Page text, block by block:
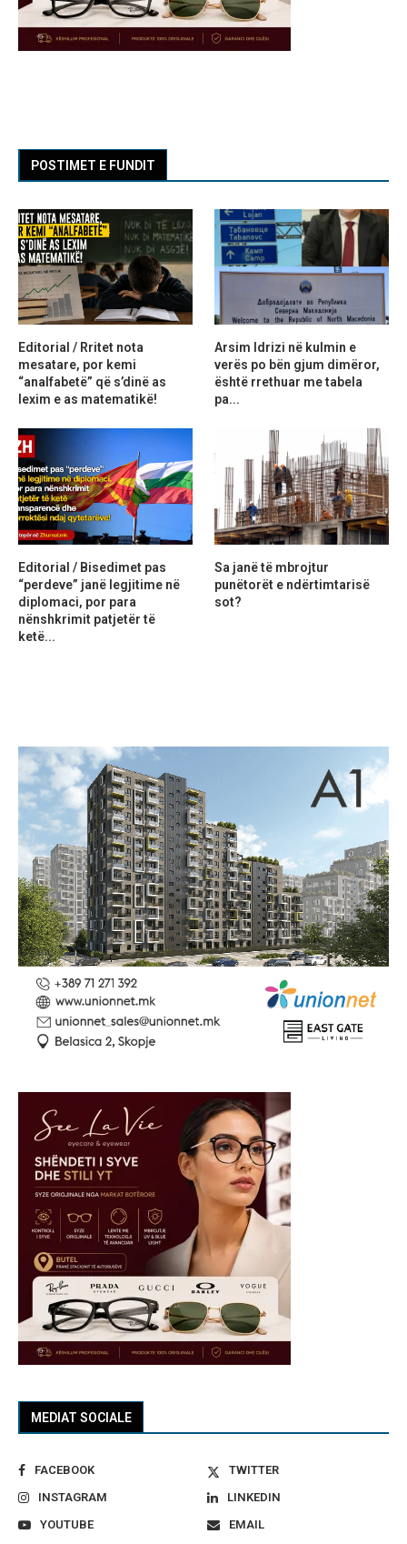
MEDIAT SOCIALE
FACEBOOK
TWITTER
INSTAGRAM
LINKEDIN
YOUTUBE
EMAIL
POSTIMET E FUNDIT
Editorial / Rritet nota
mesatare, por kemi
“analfabetë” që s’dinë as
lexim e as matematikë!
Arsim Idrizi në kulmin e
verës po bën gjum dimëror,
është rrethuar me tabela
pa...
Editorial / Bisedimet pas
“perdeve” janë legjitime në
diplomaci, por para
nënshkrimit patjetër të
ketë...
Sa janë të mbrojtur
punëtorët e ndërtimtarisë
sot?